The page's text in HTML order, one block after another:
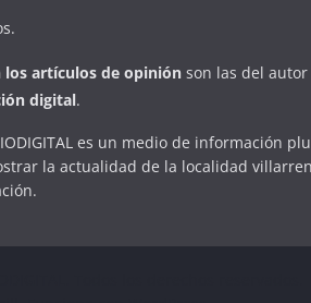
los artículos de opinión son las del
digital.
es un medio de información
la actualidad de la localidad